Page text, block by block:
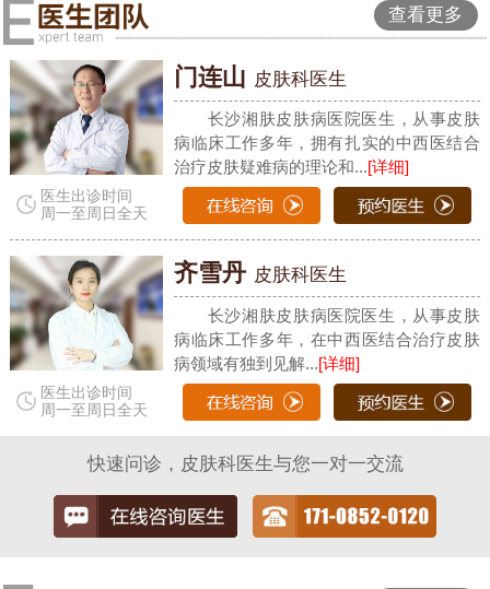
查看更多
医生出诊时间
周一至周日全天
门连山 皮肤科医生
长沙湘肤皮肤病医院医生，从事皮肤
病临床工作多年，拥有扎实的中西医结合
治疗皮肤疑难病的理论和...[详细]
医生出诊时间
周一至周日全天
齐雪丹 皮肤科医生
长沙湘肤皮肤病医院医生，从事皮肤
病临床工作多年，在中西医结合治疗皮肤
病领域有独到见解...[详细]
快速问诊，皮肤科医生与您一对一交流